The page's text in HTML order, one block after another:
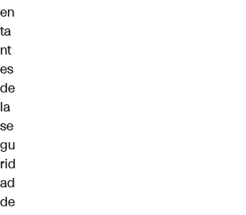
en
ta
nt
es
de
la
se
gu
rid
ad
de